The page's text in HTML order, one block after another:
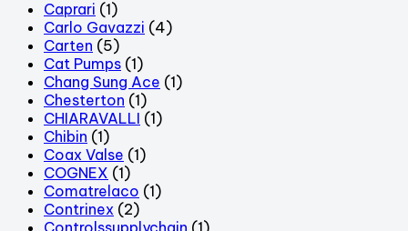
Caprari (1)
Carlo Gavazzi (4)
Carten (5)
Cat Pumps (1)
Chang Sung Ace (1)
Chesterton (1)
CHIARAVALLI (1)
Chibin (1)
Coax Valse (1)
COGNEX (1)
Comatrelaco (1)
Contrinex (2)
Controlssupplychain (1)